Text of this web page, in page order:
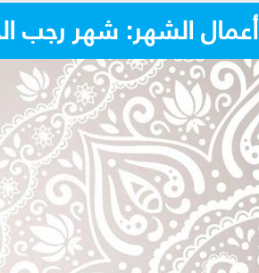
أعمال الشهر: شهر رجب